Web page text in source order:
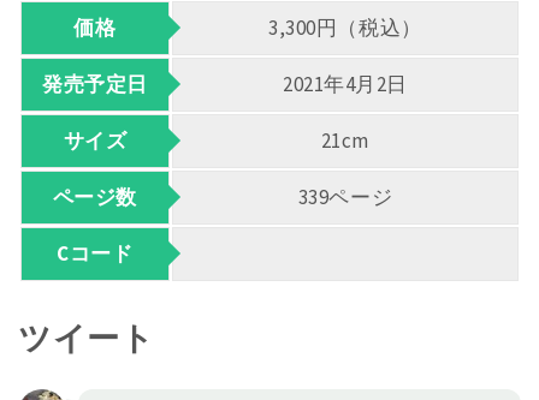
価格 3,300円（税込）
発売予定日 2021年4月2日
サイズ 21cm
ページ数 339ページ
Cコード
ツイート